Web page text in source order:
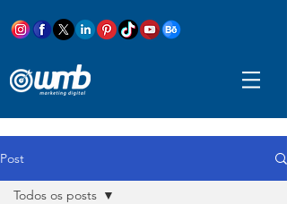
Post
Todos os posts